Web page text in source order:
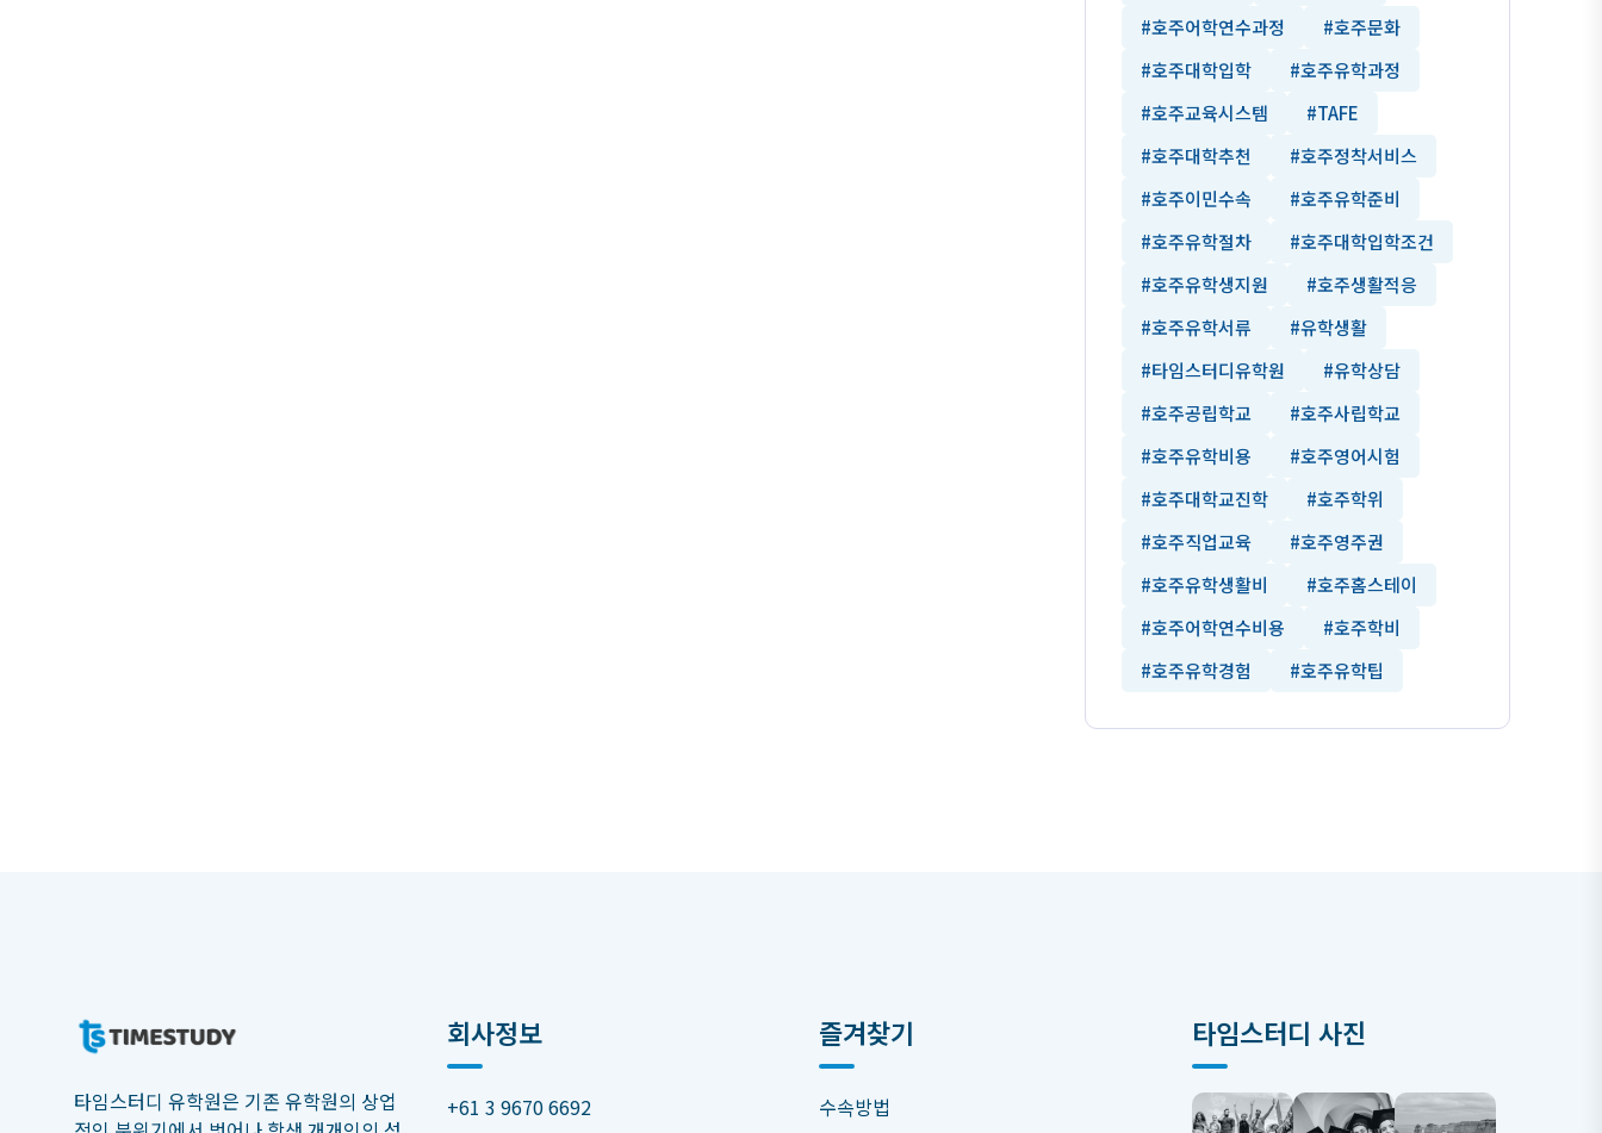
#호주어학연수과정
#호주문화
#호주대학입학
#호주유학과정
#호주교육시스템
#TAFE
#호주대학추천
#호주정착서비스
#호주이민수속
#호주유학준비
#호주유학절차
#호주대학입학조건
#호주유학생지원
#호주생활적응
#호주유학서류
#유학생활
#타임스터디유학원
#유학상담
#호주공립학교
#호주사립학교
#호주유학비용
#호주영어시험
#호주대학교진학
#호주학위
#호주직업교육
#호주영주권
#호주유학생활비
#호주홈스테이
#호주어학연수비용
#호주학비
#호주유학경험
#호주유학팁
타임스터디 유학원은 기존 유학원의 상업
회사정보
+61 3 9670 6692
즐겨찾기
수속방법
타임스터디 사진